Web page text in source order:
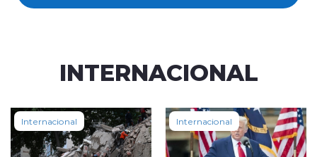
INTERNACIONAL
Internacional Internacional